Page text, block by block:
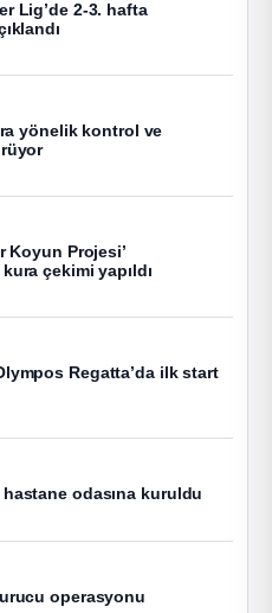
Lig’de 2-3. hafta
yönelik kontrol ve
Koyun Projesi’
çekimi yapıldı
Regatta’da ilk start
hastane odasına kuruldu
operasyonu